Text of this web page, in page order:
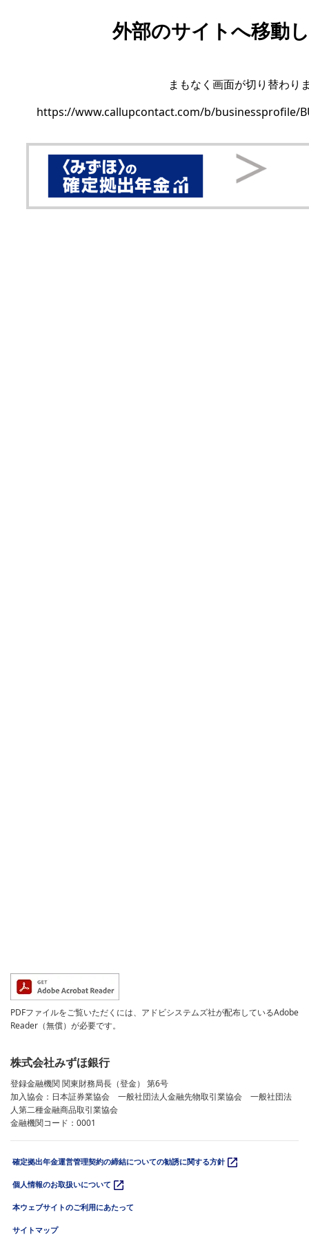
外部のサイトへ移動
まもなく画面が切り替わり
https://www.callupcontact.com/b/businessprofile/
PDFファイルをご覧いただくには、アドビシステムズ社が配布しているAdobe
Reader（無償）が必要です。
株式会社みずほ銀行
登録金融機関 関東財務局長（登金） 第6号
加入協会：日本証券業協会 一般社団法人金融先物取引業協会 一般社団法
人第二種金融商品取引業協会
金融機関コード：0001
確定拠出年金運営管理契約の締結についての勧誘に関する方針
個人情報のお取扱いについて
本ウェブサイトのご利用にあたって
サイトマップ